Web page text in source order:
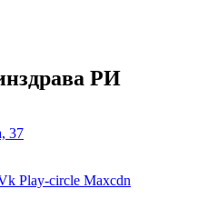
РИ
37
Play-circle Maxcdn